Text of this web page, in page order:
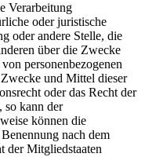
Verarbeitung
oder juristische
oder andere Stelle, die
über die Zwecke
personenbezogenen
und Mittel dieser
oder das Recht der
so kann der
können die
nach dem
der Mitgliedstaaten